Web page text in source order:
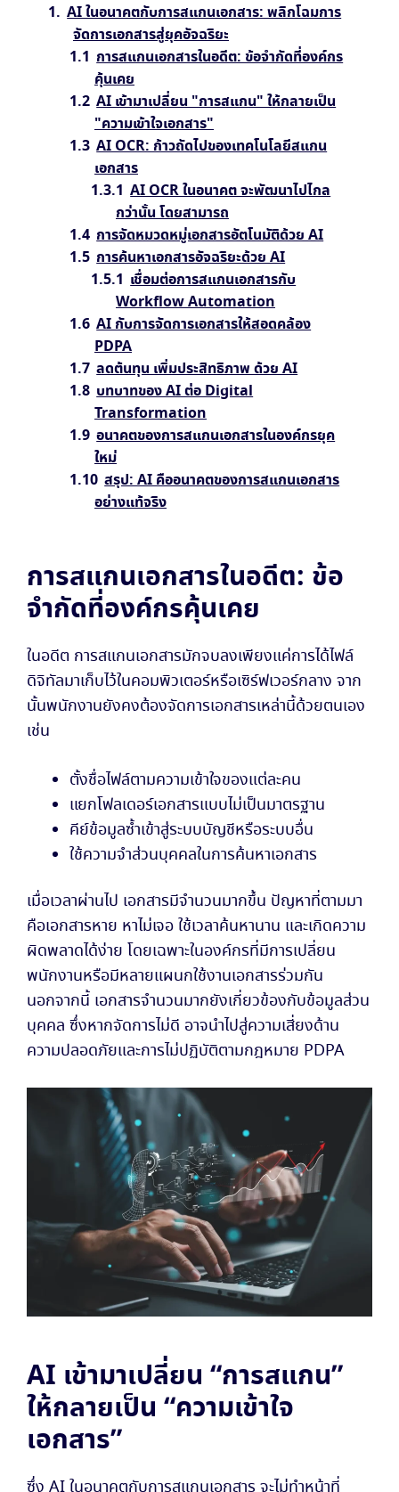
AI ในอนาคตกับการสแกนเอกสาร: พลิกโฉมการ
จัดการเอกสารสู่ยุคอัจฉริยะ
การสแกนเอกสารในอดีต: ข้อจำกัดที่องค์กร
คุ้นเคย
AI เข้ามาเปลี่ยน "การสแกน" ให้กลายเป็น
"ความเข้าใจเอกสาร"
AI OCR: ก้าวถัดไปของเทคโนโลยีสแกน
เอกสาร
AI OCR ในอนาคต จะพัฒนาไปไกล
กว่านั้น โดยสามารถ
การจัดหมวดหมู่เอกสารอัตโนมัติด้วย AI
การค้นหาเอกสารอัจฉริยะด้วย AI
เชื่อมต่อการสแกนเอกสารกับ
Workflow Automation
AI กับการจัดการเอกสารให้สอดคล้อง
PDPA
ลดต้นทุน เพิ่มประสิทธิภาพ ด้วย AI
บทบาทของ AI ต่อ Digital
Transformation
อนาคตของการสแกนเอกสารในองค์กรยุค
ใหม่
สรุป: AI คืออนาคตของการสแกนเอกสาร
อย่างแท้จริง
การสแกนเอกสารในอดีต: ข้อ
จำกัดที่องค์กรคุ้นเคย
ในอดีต การสแกนเอกสารมักจบลงเพียงแค่การได้ไฟล์
ดิจิทัลมาเก็บไว้ในคอมพิวเตอร์หรือเซิร์ฟเวอร์กลาง จาก
นั้นพนักงานยังคงต้องจัดการเอกสารเหล่านี้ด้วยตนเอง
เช่น
ตั้งชื่อไฟล์ตามความเข้าใจของแต่ละคน
แยกโฟลเดอร์เอกสารแบบไม่เป็นมาตรฐาน
คีย์ข้อมูลซ้ำเข้าสู่ระบบบัญชีหรือระบบอื่น
ใช้ความจำส่วนบุคคลในการค้นหาเอกสาร
เมื่อเวลาผ่านไป เอกสารมีจำนวนมากขึ้น ปัญหาที่ตามมา
คือเอกสารหาย หาไม่เจอ ใช้เวลาค้นหานาน และเกิดความ
ผิดพลาดได้ง่าย โดยเฉพาะในองค์กรที่มีการเปลี่ยน
พนักงานหรือมีหลายแผนกใช้งานเอกสารร่วมกัน
นอกจากนี้ เอกสารจำนวนมากยังเกี่ยวข้องกับข้อมูลส่วน
บุคคล ซึ่งหากจัดการไม่ดี อาจนำไปสู่ความเสี่ยงด้าน
ความปลอดภัยและการไม่ปฏิบัติตามกฎหมาย PDPA
AI เข้ามาเปลี่ยน “การสแกน”
ให้กลายเป็น “ความเข้าใจ
เอกสาร”